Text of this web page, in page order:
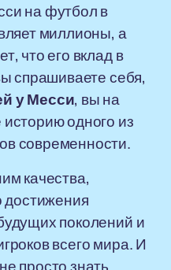
на футбол в
миллионы, а
что его вклад в
спрашиваете себя,
у Месси, вы на
одного из
современности.
качества,
достижения
поколений и
всего мира. И